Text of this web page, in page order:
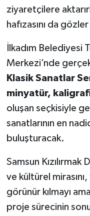
ziyaretçilere
hafızasını da
İlkadım Belediyesi
Merkezi’nde
Klasik Sanatlar
minyatür,
oluşan seçkisiyle
sanatlarının en
buluşturacak.
Samsun Kızılırmak
ve kültürel mirasını,
görünür kılmayı
proje sürecinin